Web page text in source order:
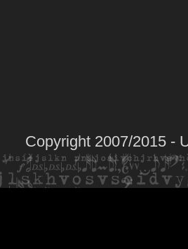
Copyright 2007/2015 -